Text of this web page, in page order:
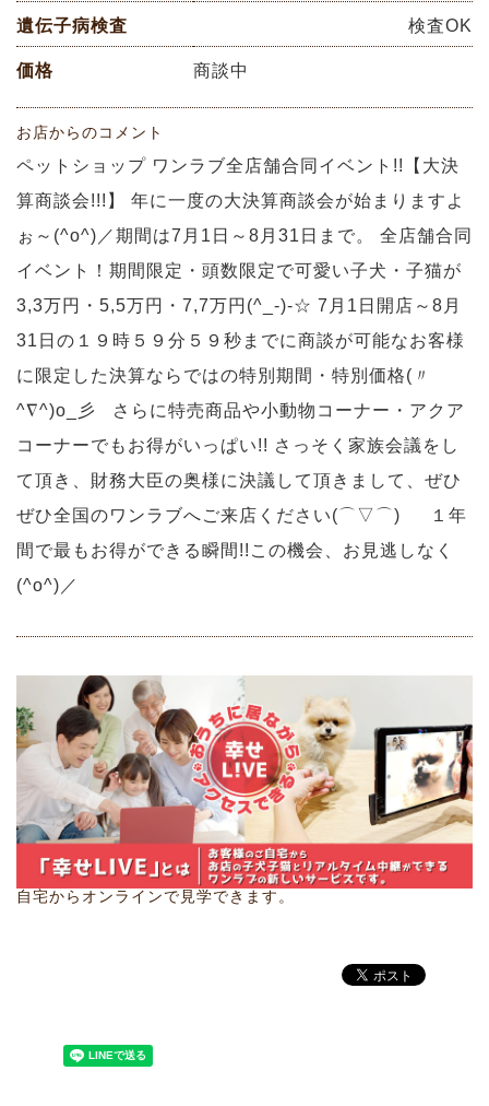
遺伝子病検査 検査OK
価格 商談中
お店からのコメント
ペットショップ ワンラブ全店舗合同イベント!!【大決
算商談会!!!】 年に一度の大決算商談会が始まりますよ
ぉ～(^o^)／期間は7月1日～8月31日まで。 全店舗合同
イベント！期間限定・頭数限定で可愛い子犬・子猫が
3,3万円・5,5万円・7,7万円(^_-)-☆ 7月1日開店～8月
31日の１９時５９分５９秒までに商談が可能なお客様
に限定した決算ならではの特別期間・特別価格(〃
^∇^)o_彡 さらに特売商品や小動物コーナー・アクア
コーナーでもお得がいっぱい!! さっそく家族会議をし
て頂き、財務大臣の奥様に決議して頂きまして、ぜひ
ぜひ全国のワンラブへご来店ください(⌒▽⌒)ゞ １年
間で最もお得ができる瞬間!!この機会、お見逃しなく
(^o^)／
自宅からオンラインで見学できます。